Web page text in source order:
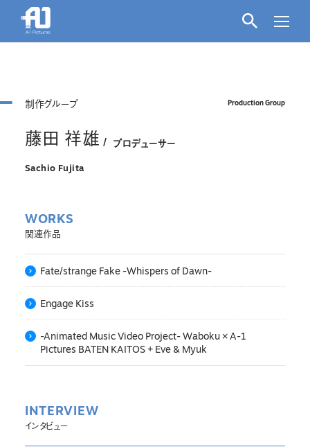
制作グループ Production Group
藤田 祥雄 プロデューサー
Sachio Fujita
WORKS
関連作品
Fate/strange Fake -Whispers of Dawn-
Engage Kiss
-Animated Music Video Project- Waboku × A-1
Pictures BATEN KAITOS + Eve & Myuk
INTERVIEW
インタビュー